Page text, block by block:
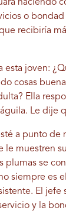
haciendo
o bondad
recibiría
esta joven:
cosas
Ella
Le dije
a punto de
le muestren
plumas se
siempre es
El jefe
y la